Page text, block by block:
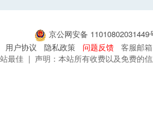
京公网安备
用户协议
隐私政策 问题反馈
客服邮
最佳 | 声明：本站所有收费以及免费的